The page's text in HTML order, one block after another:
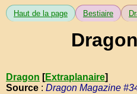
Haut de la page Bestiaire
Dragon [Extraplanaire]
Source : Dragon Magazine